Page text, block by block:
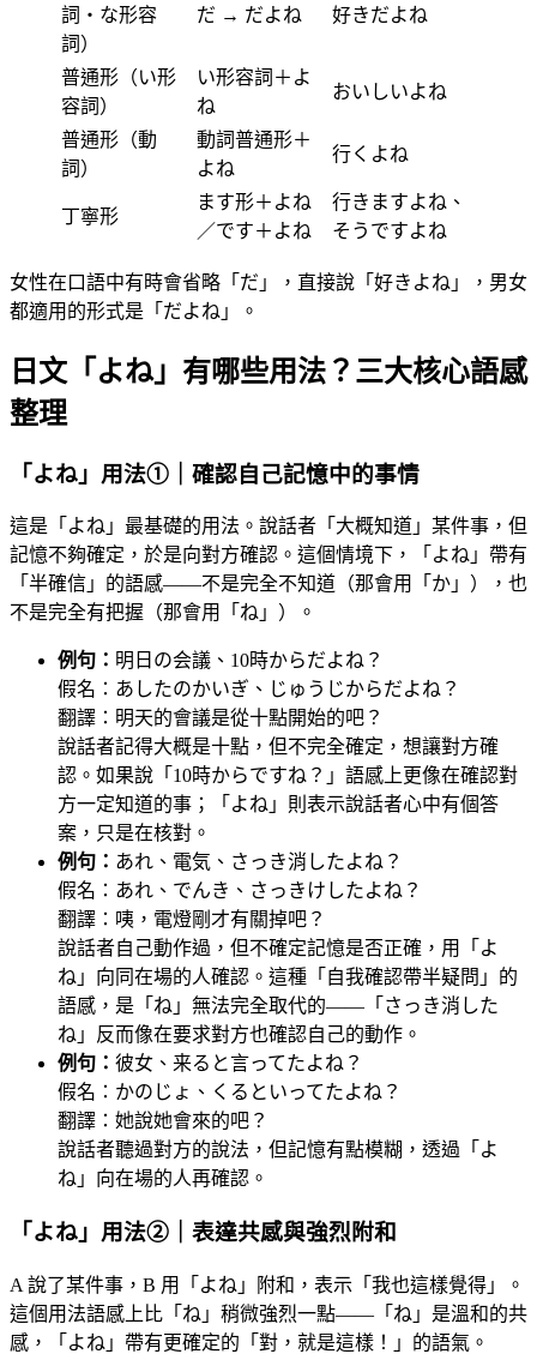
詞・な形容
詞）
だ → だよね 好きだよね
普通形（い形
容詞）
い形容詞＋よ
ね
おいしいよね
普通形（動
詞）
動詞普通形＋
よね
行くよね
丁寧形
ます形＋よね
／です＋よね
行きますよね、
そうですよね
女性在口語中有時會省略「だ」，直接說「好きよね」，男女
都適用的形式是「だよね」。
日文「よね」有哪些用法？三大核心語感
整理
「よね」用法①｜確認自己記憶中的事情
這是「よね」最基礎的用法。說話者「大概知道」某件事，但
記憶不夠確定，於是向對方確認。這個情境下，「よね」帶有
「半確信」的語感——不是完全不知道（那會用「か」），也
不是完全有把握（那會用「ね」）。
例句： 明日の会議、10時からだよね？
假名：あしたのかいぎ、じゅうじからだよね？
翻譯：明天的會議是從十點開始的吧？
說話者記得大概是十點，但不完全確定，想讓對方確
認。如果說「10時からですね？」語感上更像在確認對
方一定知道的事；「よね」則表示說話者心中有個答
案，只是在核對。
例句： あれ、電気、さっき消したよね？
假名：あれ、でんき、さっきけしたよね？
翻譯：咦，電燈剛才有關掉吧？
說話者自己動作過，但不確定記憶是否正確，用「よ
ね」向同在場的人確認。這種「自我確認帶半疑問」的
語感，是「ね」無法完全取代的——「さっき消した
ね」反而像在要求對方也確認自己的動作。
例句： 彼女、来ると言ってたよね？
假名：かのじょ、くるといってたよね？
翻譯：她說她會來的吧？
說話者聽過對方的說法，但記憶有點模糊，透過「よ
ね」向在場的人再確認。
「よね」用法②｜表達共感與強烈附和
A 說了某件事，B 用「よね」附和，表示「我也這樣覺得」。
這個用法語感上比「ね」稍微強烈一點——「ね」是溫和的共
感，「よね」帶有更確定的「對，就是這樣！」的語氣。